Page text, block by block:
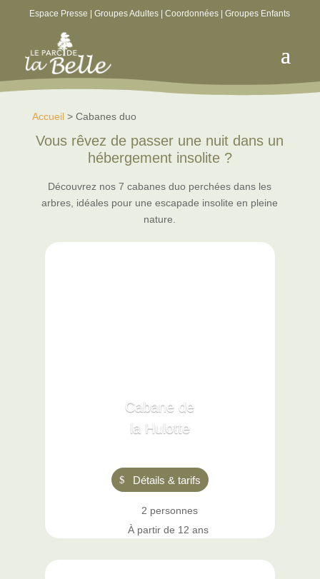
Espace Presse |Groupes Adultes |Coordonnées |Groupes Enfants
Accueil> Cabanes duo
Vous rêvez de passer une nuit dans un
hébergement insolite ?
Découvrez nos 7 cabanes duo perchées dans les
arbres, idéales pour une escapade insolite en pleine
nature.
Cabane de
la Hulotte
Détails & tarifs
2 personnes
À partir de 12 ans